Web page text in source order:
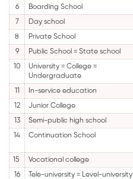
6
Boarding School
7
Day school
8
Private School
9
Public School = State school
10
University = College =
Undergraduate
11 In-service education
12
Junior College
13
Semi-public high school
14
Continuation School
15
Vocational college
16
Tele-university = Level-university